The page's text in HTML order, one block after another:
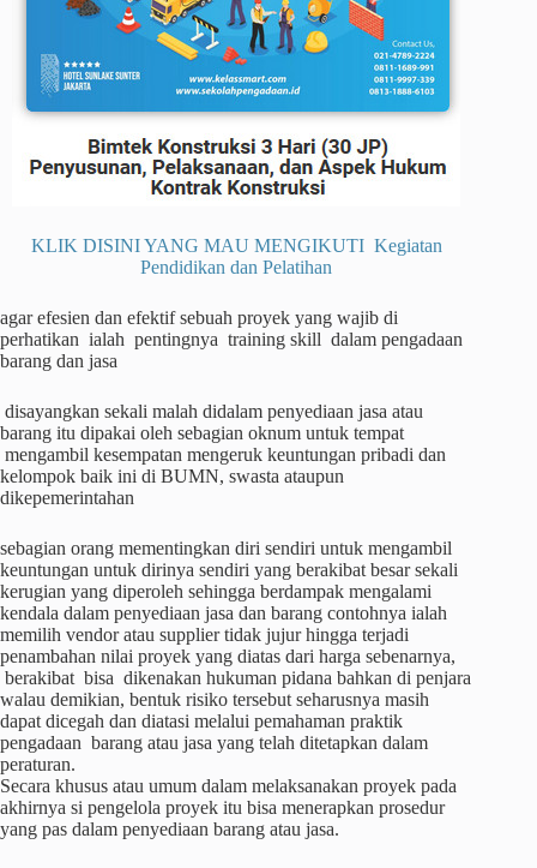
KLIK DISINI YANG MAU MENGIKUTI Kegiatan
Pendidikan dan Pelatihan
agar efesien dan efektif sebuah proyek yang wajib di
perhatikan ialah pentingnya training skill dalam pengadaan
barang dan jasa
disayangkan sekali malah didalam penyediaan jasa atau
barang itu dipakai oleh sebagian oknum untuk tempat
mengambil kesempatan mengeruk keuntungan pribadi dan
kelompok baik ini di BUMN, swasta ataupun
dikepemerintahan
sebagian orang mementingkan diri sendiri untuk mengambil
keuntungan untuk dirinya sendiri yang berakibat besar sekali
kerugian yang diperoleh sehingga berdampak mengalami
kendala dalam penyediaan jasa dan barang contohnya ialah
memilih vendor atau supplier tidak jujur hingga terjadi
penambahan nilai proyek yang diatas dari harga sebenarnya,
berakibat bisa dikenakan hukuman pidana bahkan di penjara
walau demikian, bentuk risiko tersebut seharusnya masih
dapat dicegah dan diatasi melalui pemahaman praktik
pengadaan barang atau jasa yang telah ditetapkan dalam
peraturan.
Secara khusus atau umum dalam melaksanakan proyek pada
akhirnya si pengelola proyek itu bisa menerapkan prosedur
yang pas dalam penyediaan barang atau jasa.